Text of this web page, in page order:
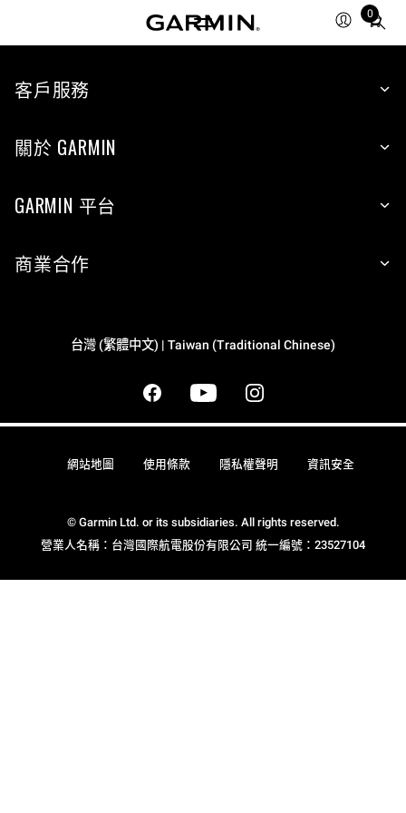
0
Total
客戶服務
關於 GARMIN
GARMIN 平台
商業合作
台灣 (繁體中文) | Taiwan (Traditional Chinese)
© Garmin Ltd. or its subsidiaries. All rights reserved.
營業人名稱：台灣國際航電股份有限公司 統一編號：23527104
網站地圖 使用條款 隱私權聲明 資訊安全